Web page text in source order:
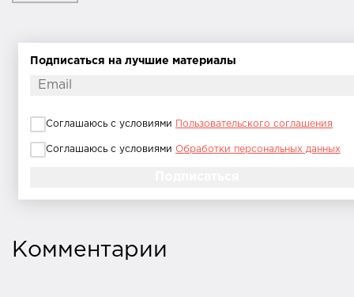
Подписаться на лучшие материалы
Соглашаюсь с условиями Пользовательского соглашения
Соглашаюсь с условиями Обработки персональных данных
Комментарии